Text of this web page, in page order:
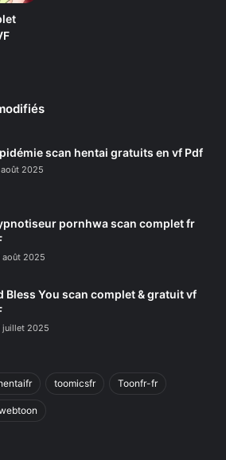
scan hentai gratuits en vf Pdf
août 2025
pornhwa scan complet fr
août 2025
Bless You scan complet & gratuit vf
juillet 2025
toomicsfr Toonfr-fr